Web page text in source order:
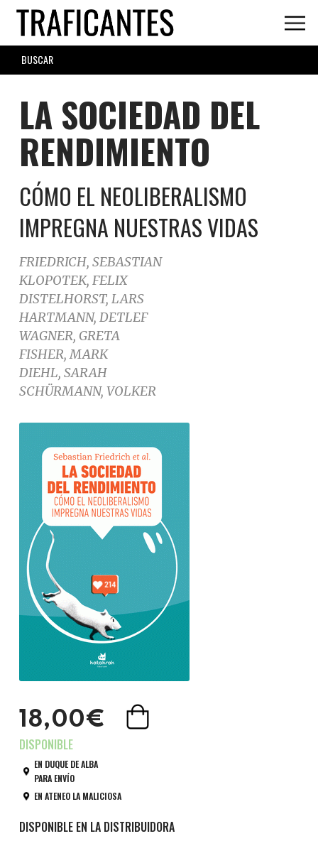
Skip
main
content
SEARCH
FORM
LA SOCIEDAD DEL
RENDIMIENTO
CÓMO EL NEOLIBERALISMO
IMPREGNA NUESTRAS VIDAS
FRIEDRICH, SEBASTIAN
KLOPOTEK, FELIX
DISTELHORST, LARS
HARTMANN, DETLEF
WAGNER, GRETA
FISHER, MARK
DIEHL, SARAH
SCHÜRMANN, VOLKER
18,00€
EN DUQUE DE ALBA
PARA ENVÍO
EN ATENEO LA MALICIOSA